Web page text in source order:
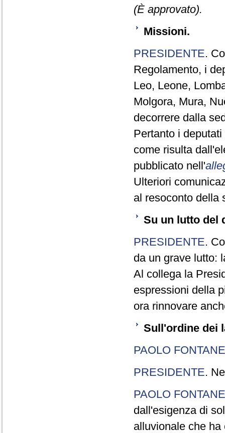
(È approvato).
Missioni.
PRESIDENTE.
Regolamento, i
Leo, Leone,
Molgora, Mura,
decorrere dalla
Pertanto i
come risulta
pubblicato nell'
Ulteriori
al resoconto della
Su un lutto del
PRESIDENTE.
da un grave lutto:
Al collega la
espressioni della
ora rinnovare
Sull'ordine dei
PAOLO
PRESIDENTE.
PAOLO
dall'esigenza di
alluvionale che